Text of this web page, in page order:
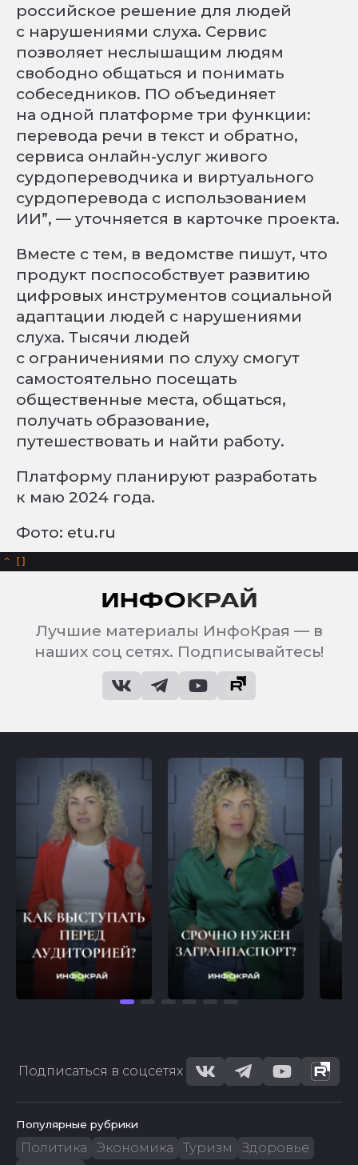
российское решение для людей
с нарушениями слуха. Сервис
позволяет неслышащим людям
свободно общаться и понимать
собеседников. ПО объединяет
на одной платформе три функции:
перевода речи в текст и обратно,
сервиса онлайн-услуг живого
сурдопереводчика и виртуального
сурдоперевода с использованием
ИИ”, — уточняется в карточке проекта.
Вместе с тем, в ведомстве пишут, что
продукт поспособствует развитию
цифровых инструментов социальной
адаптации людей с нарушениями
слуха. Тысячи людей
с ограничениями по слуху смогут
самостоятельно посещать
общественные места, общаться,
получать образование,
путешествовать и найти работу.
Платформу планируют разработать
к маю 2024 года.
Фото: etu.ru
^
Лучшие материалы ИнфоКрая — в
наших соц сетях. Подписывайтесь!
Подписаться в соцсетях
Популярные рубрики
Политика Экономика Туризм
Здоровье